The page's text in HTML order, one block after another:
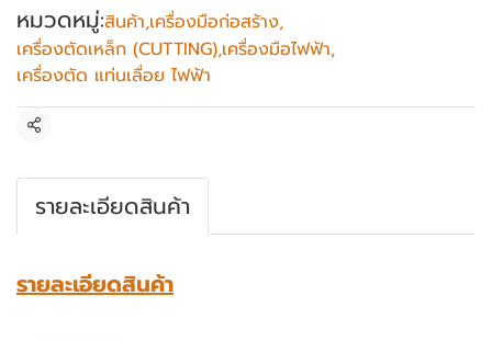
หมวดหมู่:สินค้า,เครื่องมือก่อสร้าง,
เครื่องตัดเหล็ก (CUTTING),เครื่องมือไฟฟ้า,
เครื่องตัด แท่นเลื่อย ไฟฟ้า
แชร์
รายละเอียดสินค้า
รายละเอียดสินค้า